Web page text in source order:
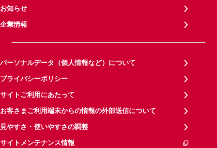
お知らせ
企業情報
パーソナルデータ（個人情報など）について
プライバシーポリシー
サイトご利用にあたって
お客さまご利用端末からの情報の外部送信について
見やすさ・使いやすさの調整
サイトメンテナンス情報